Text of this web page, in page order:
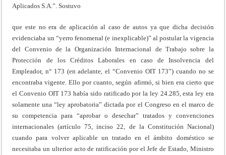
Aplicados S.A.”. Sostuvo
que este no era de aplicación al caso de autos ya que dicha decisión
evidenciaba un “yerro fenomenal (e inexplicable)” al postular la vigencia
del Convenio de la Organización Internacional de Trabajo sobre la
Protección de los Créditos Laborales en caso de Insolvencia del
Empleador, n° 173 (en adelante, el “Convenio OIT 173”) cuando no se
encontraba vigente. Ello por cuanto, según afirmó, si bien era cierto que
el Convenio OIT 173 había sido ratificado por la ley 24.285, esta ley era
solamente una “ley aprobatoria” dictada por el Congreso en el marco de
su competencia para “aprobar o desechar” tratados y convenciones
internacionales (artículo 75, inciso 22, de la Constitución Nacional)
cuando para volver aplicable un tratado en el ámbito doméstico se
necesitaba un ulterior acto de ratificación por el Jefe de Estado, Ministro